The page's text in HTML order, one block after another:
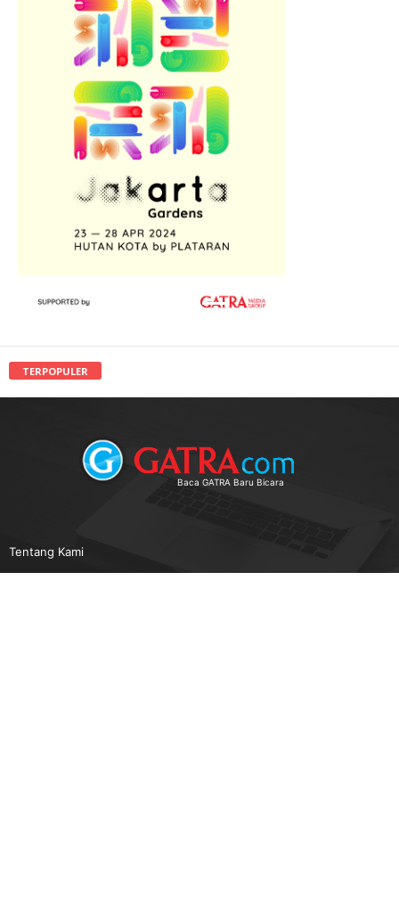
TERPOPULER
Baca GATRA Baru Bicara
Tentang Kami